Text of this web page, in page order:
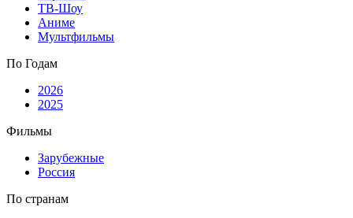
ТВ-Шоу
Аниме
Мультфильмы
По Годам
2026
2025
Фильмы
Зарубежные
Россия
По странам